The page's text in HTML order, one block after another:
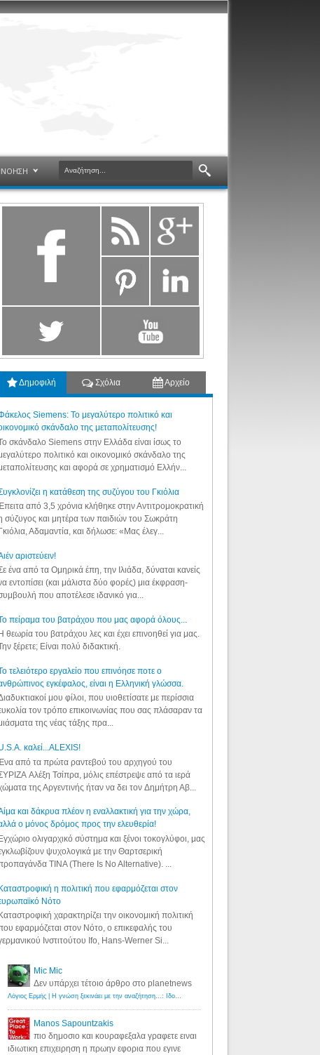
Δημοφιλή Σχόλια Αρχείο
Siemens: Το μεγαλύτερο πολιτικό και
σκάνδαλο της μεταπολίτευσης!
σκάνδαλο Siemens στην Ελλάδα είναι ίσως το
πολιτικό και οικονομικό σκάνδαλο της
και αφορά σε χρηματισμό Ελλήν...
η κατάθεση της συζύγου του Γκιόλια
από 3,5 χρόνια κλήθηκε στην Αντιτρομοκρατική
σύζυγος και μητέρα των παιδιών του Σωκράτη
Γκιόλια, Αδαμαντία, και δήλωσε: «Μας έλεγ...
αριστεύειν!
ένα από τα Ομηρικά έπη, την Ιλιάδα, δύναται κανείς
εντοπίσει (και μάλιστα δύο φορές) μια έκφραση-
που αποτέλεσε ιδανικό για...
πείραμα του βατράχου που μας αφορά όλους...
Η θεωρία του βατράχου λες και έχει επινοηθεί για μας.
ξέρετε; Είναι πολύ διδακτική.
τελειότερο εργαλείο που επινόησε ποτε ο
εγκέφαλος, είναι η Ελληνική γλώσσα.
μου φίλοι, που υιοθετίσατε με περίσσια
τον τρόπο επικοινωνίας που σας πλάσαραν τα
της νέας τάξης πρα...
καλεί...ALEXIS!
από τα πρώτα ραντεβού του αρχηγού του
Αλέξη Τσίπρα, μόλις επέστρεψε από τα ιερά
της Αργεντινής ήταν να δει τον Δημήτρη Αβ...
και δάκρυα πλέον η εναλλακτική για την χώρα,
ο μόνος δρόμος προς την ελευθερία!
ολιγαρχικό σύστημα και ξένοι τοκογλύφοι, μας
ψυχολογικά με την Θαρτσερική
TINA (There Is No Alternative). ...
η πολιτική που εφαρμόζεται στον
Νότο
Καταστροφική χαρακτηρίζει την οικονομική πολιτική
εφαρμόζεται στον Νότο, ο επικεφαλής του
Ινστιτούτου Ifo, Hans-Werner Si...
Mic Mic
Δεν υπάρχει τέτοιο άρθρο στο planetnews
Λόγιος Ερμής | Η γνώση ξεκινάει με την αναζήτηση...: Ιδού οι 18 που χρωστούν 11 δις ευρώ!
Manos Sapountzakis
πιο δημοσιο και κουραφεξαλα γραφετε ειναι
ιδιωτικη επιχειρηση η πρωην εφορια που εγινε